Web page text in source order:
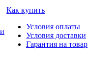
Как купить
Условия оплаты
Условия доставки
Гарантия на товар